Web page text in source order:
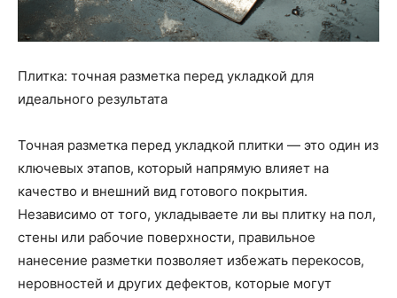
Плитка: точная разметка перед укладкой для
идеального результата
Точная разметка перед укладкой плитки — это один из
ключевых этапов, который напрямую влияет на
качество и внешний вид готового покрытия.
Независимо от того, укладываете ли вы плитку на пол,
стены или рабочие поверхности, правильное
нанесение разметки позволяет избежать перекосов,
неровностей и других дефектов, которые могут